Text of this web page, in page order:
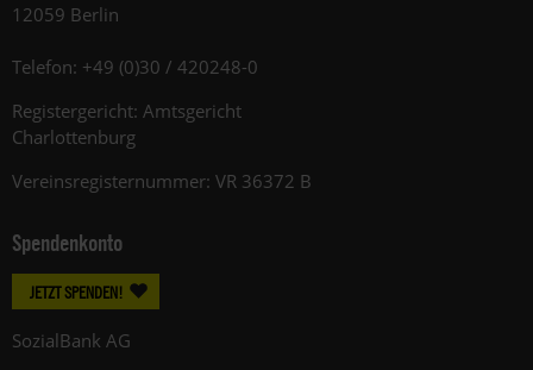
12059 Berlin
Telefon: +49 (0)30 / 420248-0
Registergericht: Amtsgericht
Charlottenburg
Vereinsregisternummer: VR 36372 B
Spendenkonto
JETZT SPENDEN!
SozialBank AG